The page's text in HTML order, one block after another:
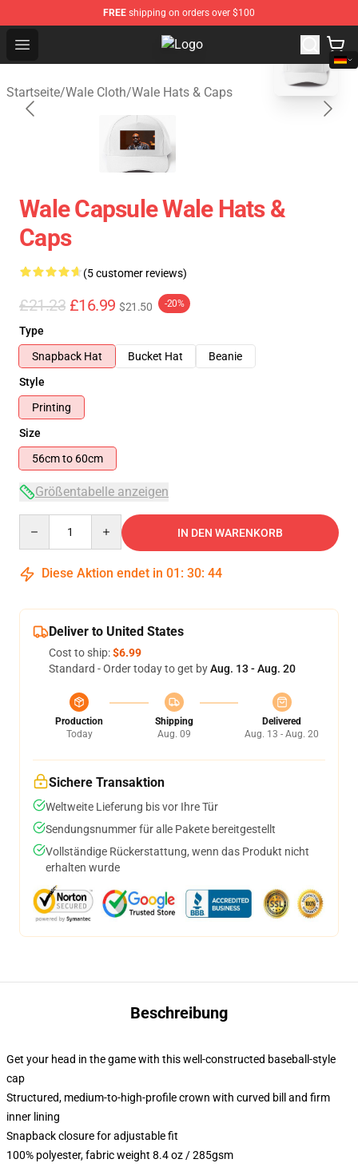
FREE shipping on orders over $100
Open menu Wale Shop - Official Wale
Startseite/Wale Cloth/Wale Hats & Caps
blank template
Wale Capsule Wale Hats &
Caps
(5 customer reviews)
£21.23 £16.99 $21.50 -20%
Type
Snapback Hat
Bucket Hat
Beanie
Style
Printing
Size
56cm to 60cm
Größentabelle anzeigen
IN DEN WARENKORB
Diese Aktion endet in 01 : 30: 44
Deliver to United States
Cost to ship:$6.99
Standard - Order today to get byAug. 13 - Aug. 20
Production
Today
Shipping
Aug. 09
Delivered
Aug. 13 - Aug. 20
Sichere Transaktion
Weltweite Lieferung bis vor Ihre Tür
Sendungsnummer für alle Pakete bereitgestellt
Vollständige Rückerstattung, wenn das Produkt nicht
erhalten wurde
Beschreibung
Get your head in the game with this well-constructed baseball-style
cap
Structured, medium-to-high-profile crown with curved bill and firm
inner lining
Snapback closure for adjustable fit
100% polyester, fabric weight 8.4 oz / 285gsm